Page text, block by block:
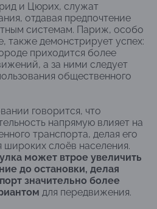
и Цюрих, служат
отдавая предпочтение
системам. Париж, особо
также демонстрирует успех:
приходится более
а за ними следует
общественного
говорится, что
напрямую влияет на
транспорта, делая его
слоёв населения.
может втрое увеличить
до остановки, делая
значительно более
для передвижения.